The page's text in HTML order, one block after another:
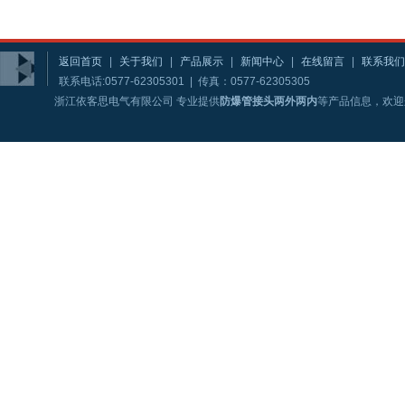
返回首页 关于我们 产品展示 新闻中心 在线留言
联系我们
联系电话:0577-62305301 | 传真：0577-62305305
浙江依客思电气有限公司 专业提供防爆管接头两外两内等产品信息，欢